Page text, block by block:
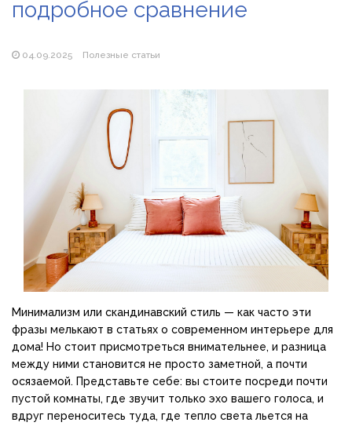
Магазин паяльников: рейтинг лучших магазинов Украины
2026
подробное сравнение
04.09.2025 Полезные статьи
Минимализм или скандинавский стиль — как часто эти
фразы мелькают в статьях о современном интерьере для
дома! Но стоит присмотреться внимательнее, и разница
между ними становится не просто заметной, а почти
осязаемой. Представьте себе: вы стоите посреди почти
пустой комнаты, где звучит только эхо вашего голоса, и
вдруг переноситесь туда, где тепло света льется на